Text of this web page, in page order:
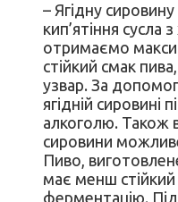
– Ягідну
кип’ятіння сусла
отримаємо
стійкий смак
узвар. За
ягідній сировині
алкоголю. Також
сировини
Пиво,
має менш
ферментацію.